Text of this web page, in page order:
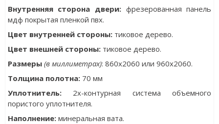
Внутренняя сторона двери: фрезерованная панель
мдф покрытая пленкой пвх.
Цвет внутренней стороны: тиковое дерево.
Цвет внешней стороны: тиковое дерево.
Размеры (в миллиметрах): 860x2060 или 960x2060.
Толщина полотна:70 мм
Уплотнитель:2х-контурная система объемного
пористого уплотнителя.
Наполнение:минеральная вата.